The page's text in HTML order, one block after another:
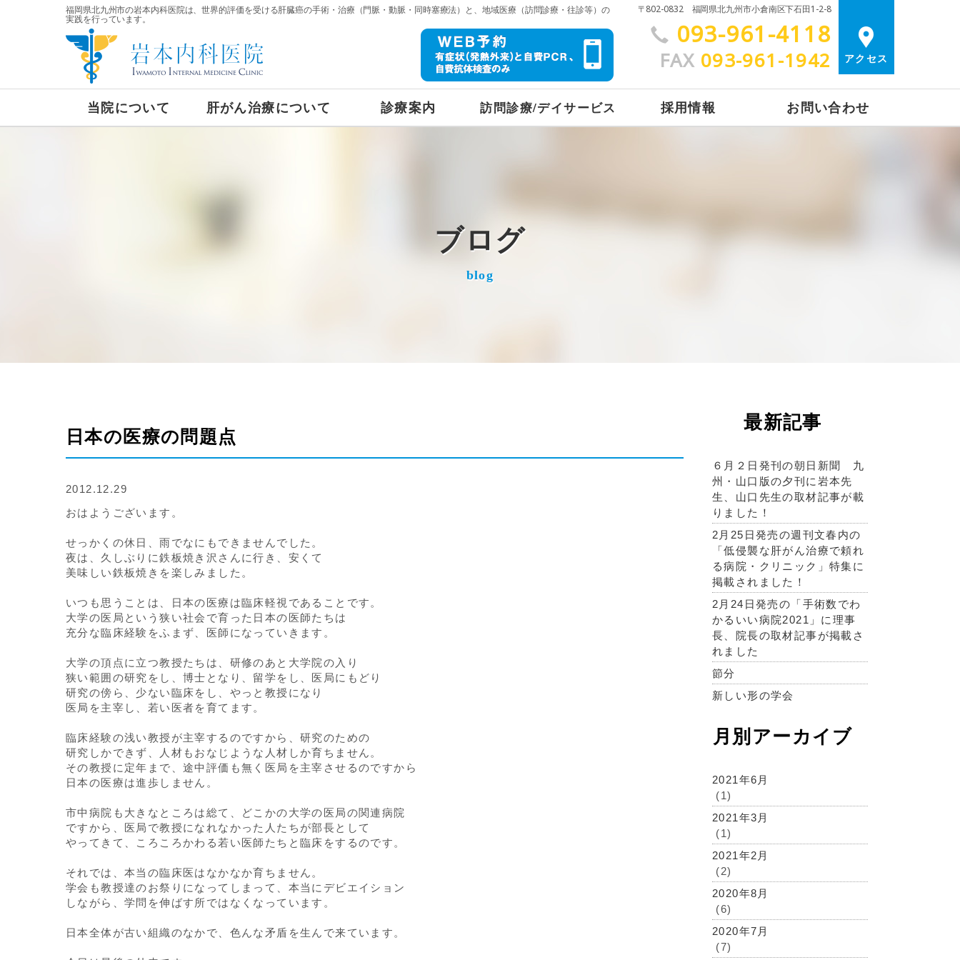
福岡県北九州市の岩本内科医院は、世界的評価を受ける肝臓癌の手術・治療（門脈・動脈・同時塞療法）と、地域医療（訪問診療・往診等）の
実践を行っています。
〒802-0832 福岡県北九州市小倉南区下石田1-2-8
093-961-4118
FAX 093-961-1942 アクセス
当院について 肝がん治療について 診療案内 訪問診療/デイサービス 採用情報 お問い合わせ
ブログ
blog
日本の医療の問題点
2012.12.29
おはようございます。
せっかくの休日、雨でなにもできませんでした。
夜は、久しぶりに鉄板焼き沢さんに行き、安くて
美味しい鉄板焼きを楽しみました。
いつも思うことは、日本の医療は臨床軽視であることです。
大学の医局という狭い社会で育った日本の医師たちは
充分な臨床経験をふまず、医師になっていきます。
大学の頂点に立つ教授たちは、研修のあと大学院の入り
狭い範囲の研究をし、博士となり、留学をし、医局にもどり
研究の傍ら、少ない臨床をし、やっと教授になり
医局を主宰し、若い医者を育てます。
臨床経験の浅い教授が主宰するのですから、研究のための
研究しかできず、人材もおなじような人材しか育ちません。
その教授に定年まで、途中評価も無く医局を主宰させるのですから
日本の医療は進歩しません。
市中病院も大きなところは総て、どこかの大学の医局の関連病院
ですから、医局で教授になれなかった人たちが部長として
やってきて、ころころかわる若い医師たちと臨床をするのです。
それでは、本当の臨床医はなかなか育ちません。
学会も教授達のお祭りになってしまって、本当にデビエイション
しながら、学問を伸ばす所ではなくなっています。
日本全体が古い組織のなかで、色んな矛盾を生んで来ています。
最新記事
６月２日発刊の朝日新聞 九
州・山口版の夕刊に岩本先
生、山口先生の取材記事が載
りました！
2月25日発売の週刊文春内の
「低侵襲な肝がん治療で頼れ
る病院・クリニック」特集に
掲載されました！
2月24日発売の「手術数でわ
かるいい病院2021」に理事
長、院長の取材記事が掲載さ
れました
節分
新しい形の学会
月別アーカイブ
2021年6月
(1)
2021年3月
(1)
2021年2月
(2)
2020年8月
(6)
2020年7月
(7)